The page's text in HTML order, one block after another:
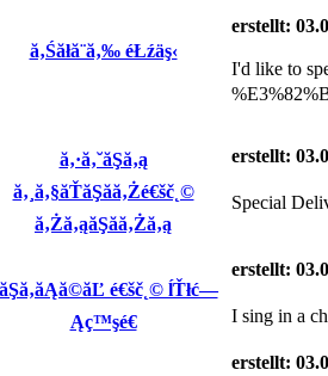
ă‚Śăłă¨ă‚‰ éŁźäş‹
erstellt:
I'd like to
ă‚·ă‚˘ăŞă‚ą
ă‚¸ă‚§ăŤăŞăă‚Żé€šč˛©
ă‚Żă‚ąăŞăă‚Żă‚ą
erstellt:
Special
é€šč˛© ĺŤłć—
Ąç™şé€
erstellt:
I sing in a
erstellt: